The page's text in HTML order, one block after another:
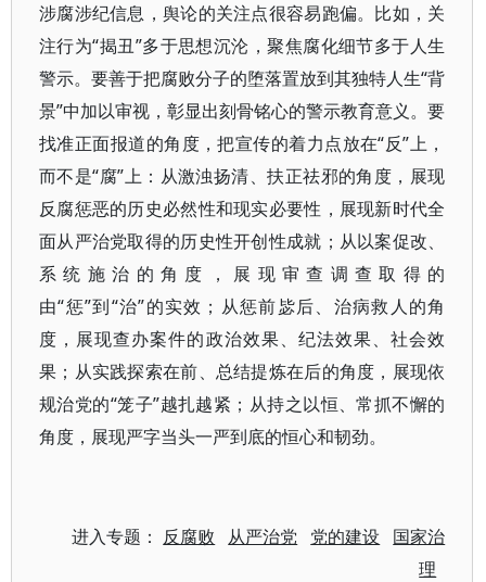
涉腐涉纪信息，舆论的关注点很容易跑偏。比如，关
注行为“揭丑”多于思想沉沦，聚焦腐化细节多于人生
警示。要善于把腐败分子的堕落置放到其独特人生“背
景”中加以审视，彰显出刻骨铭心的警示教育意义。要
找准正面报道的角度，把宣传的着力点放在“反”上，
而不是“腐”上：从激浊扬清、扶正祛邪的角度，展现
反腐惩恶的历史必然性和现实必要性，展现新时代全
面从严治党取得的历史性开创性成就；从以案促改、
系统施治的角度，展现审查调查取得的
由“惩”到“治”的实效；从惩前毖后、治病救人的角
度，展现查办案件的政治效果、纪法效果、社会效
果；从实践探索在前、总结提炼在后的角度，展现依
规治党的“笼子”越扎越紧；从持之以恒、常抓不懈的
角度，展现严字当头一严到底的恒心和韧劲。
进入专题： 反腐败 从严治党 党的建设 国家治
理